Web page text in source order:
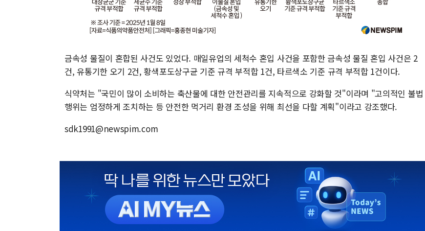
금속성 물질이 혼합된 사건도 있었다. 매일유업의 세척수 혼입 사건을 포함한 금속성 물질 혼입 사건은 2
건, 유통기한 오기 2건, 황색포도상구균 기준 규격 부적합 1건, 타르색소 기준 규격 부적합 1건이다.
식약처는 "국민이 많이 소비하는 축산물에 대한 안전관리를 지속적으로 강화할 것"이라며 "고의적인 불법
행위는 엄정하게 조치하는 등 안전한 먹거리 환경 조성을 위해 최선을 다할 계획"이라고 강조했다.
sdk1991@newspim.com